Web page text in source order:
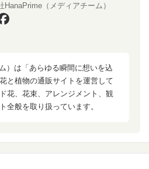
HanaPrime（メディアチーム）
）は「あらゆる瞬間に想いを込
と植物の通販サイトを運営して
花、花束、アレンジメント、観
全般を取り扱っています。